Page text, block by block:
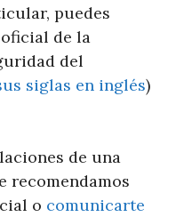
puedes
de la
del
siglas en inglés)
de una
recomendamos
o comunicarte